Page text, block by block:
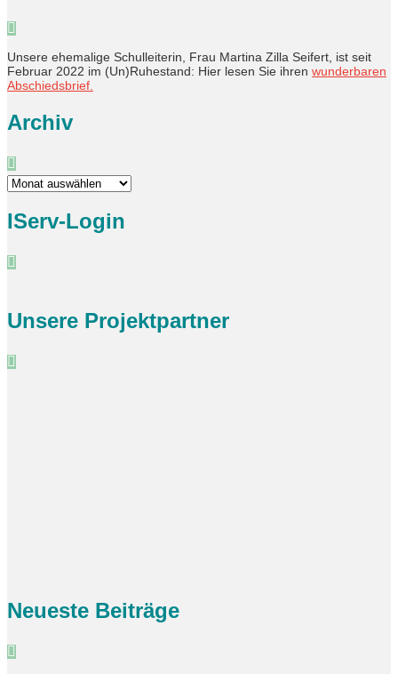
Unsere ehemalige Schulleiterin, Frau Martina Zilla Seifert, ist seit
Februar 2022 im (Un)Ruhestand: Hier lesen Sie ihren wunderbaren
Abschiedsbrief.
Archiv
Archiv
IServ-Login
Unsere Projektpartner
Neueste Beiträge